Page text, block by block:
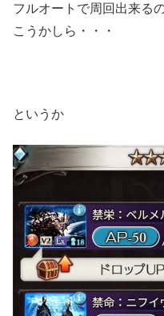
フルオートで周回出来る
こうかしら・・・
というか